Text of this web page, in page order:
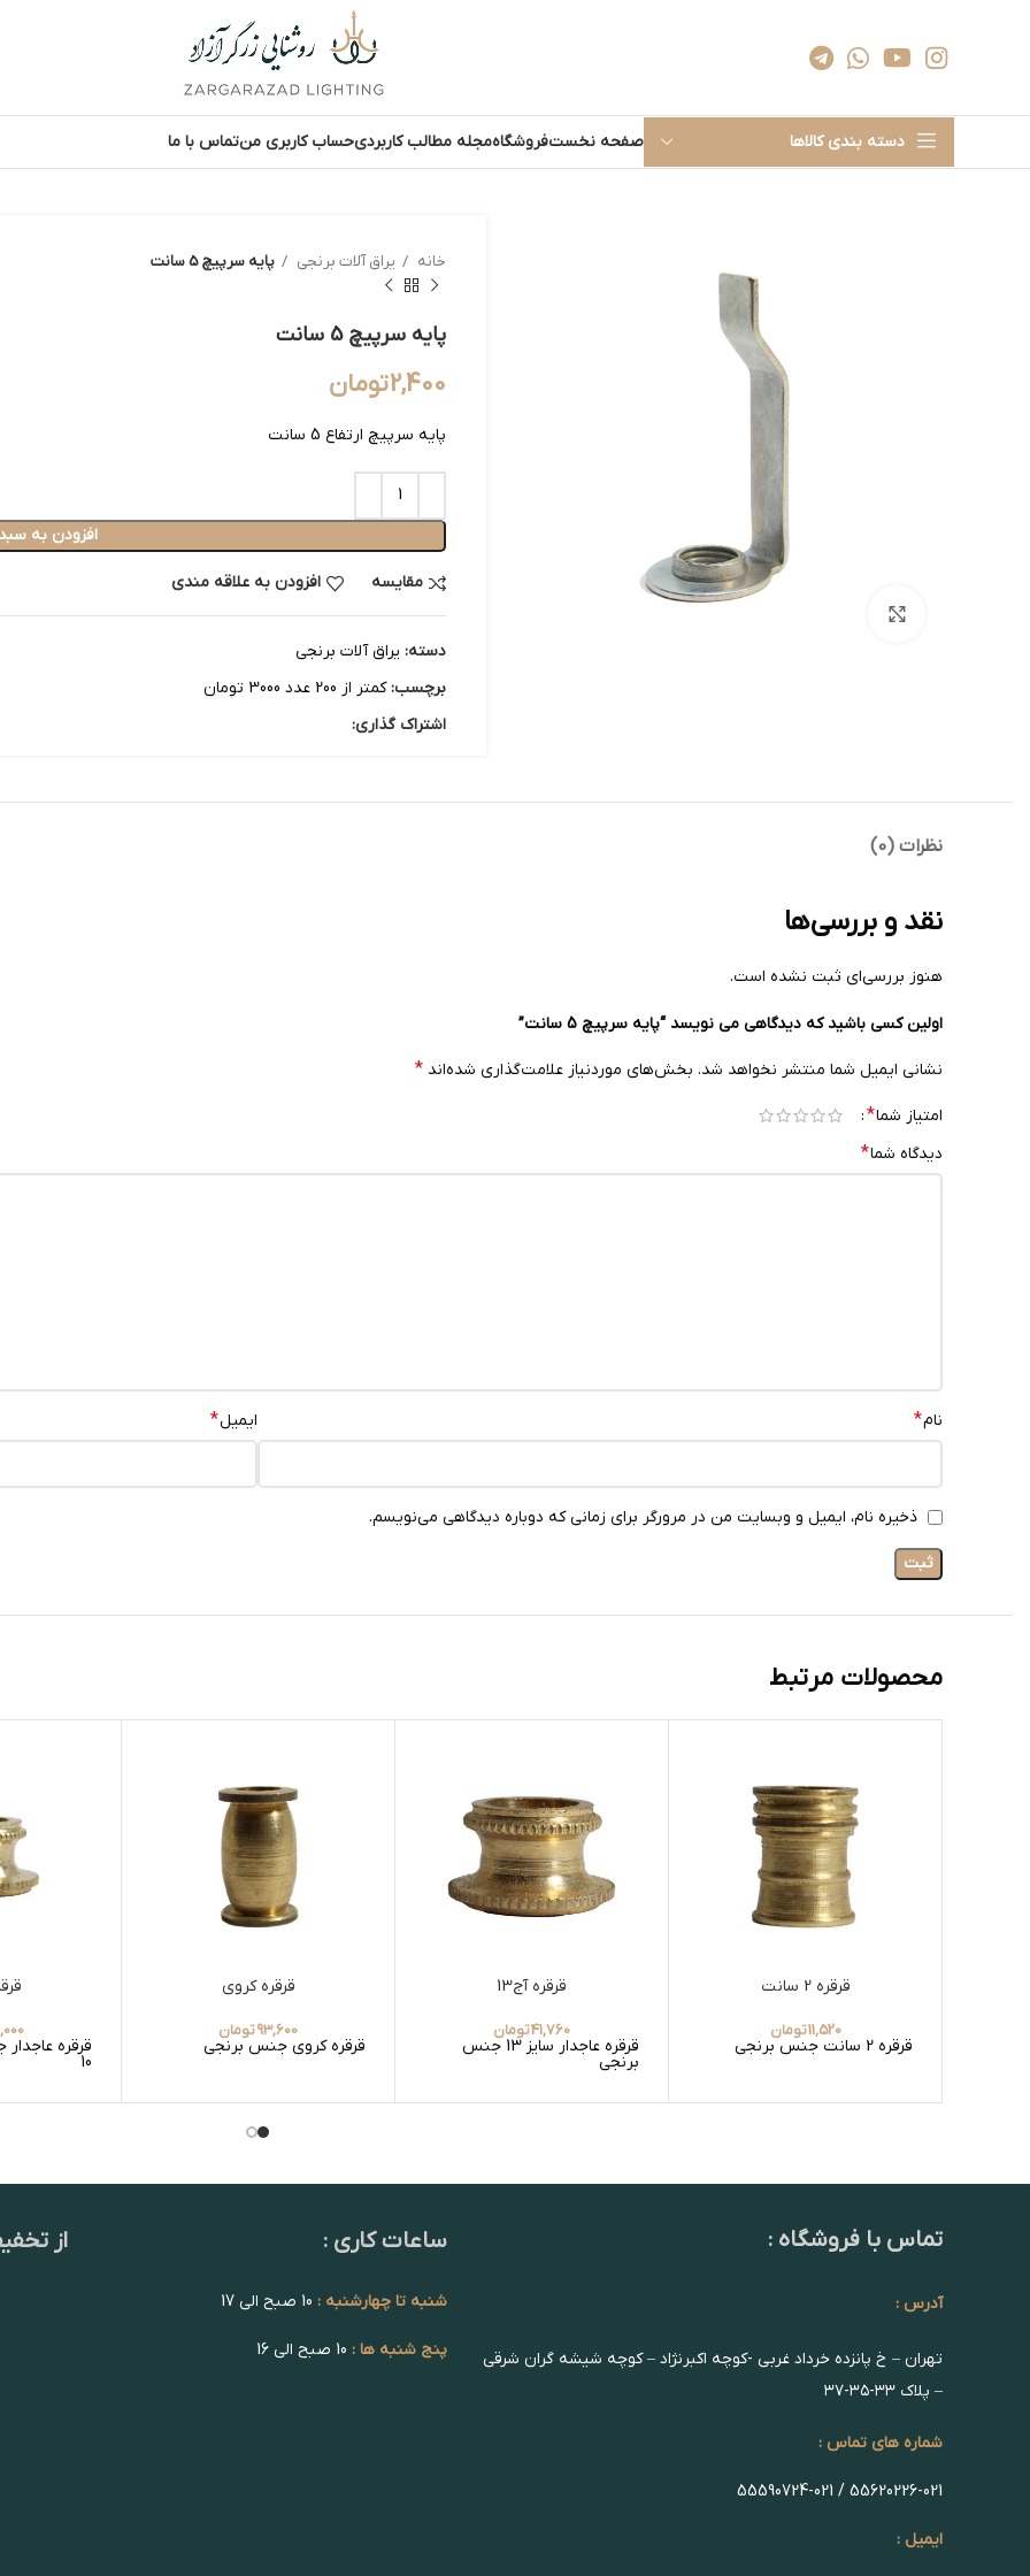
دسته بندی کالاها صفحه نخستفروشگاهمجله مطالب کاربردیحساب کاربری منتماس با ما
خانه یراق آلات برنجی پایه سرپیچ 5 سانت
پایه سرپیچ 5 سانت
2,400تومان
پایه سرپیچ ارتفاع 5 سانت
افزودن به
مقایسه افزودن به علاقه مندی
دسته: یراق آلات برنجی
برچسب: کمتر از 200 عدد 3000 تومان
اشتراک گذاری:
نظرات (0)
نقد و بررسی‌ها
هنوز بررسی‌ای ثبت نشده است.
اولین کسی باشید که دیدگاهی می نویسد “پایه سرپیچ 5 سانت”
نشانی ایمیل شما منتشر نخواهد شد. بخش‌های موردنیاز علامت‌گذاری شده‌اند *
امتیاز شما*
دیدگاه شما*
نام* ایمیل*
ذخیره نام، ایمیل و وبسایت من در مرورگر برای زمانی که دوباره دیدگاهی می‌نویسم.
محصولات مرتبط
قرقره 2 سانت
11,520تومان
قرقره 2 سانت جنس برنجی
قرقره آج13
41,760تومان
قرقره عاجدار سایز 13 جنس
برنجی
قرقره کروی
93,600تومان
قرقره کروی جنس برنجی قرقره
10
تماس با فروشگاه :
آدرس :
تهران – خ پانزده خرداد غربی -کوچه اکبرنژاد – کوچه شیشه گران شرقی
– پلاک ۳۳-۳۵-۳۷
شماره های تماس :
55620226-021 / 55590724-021
ایمیل :
ساعات کاری :
شنبه تا چهارشنبه :
پنج شنبه ها :
از